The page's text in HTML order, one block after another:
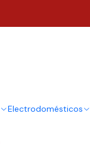
Electrodomésticos